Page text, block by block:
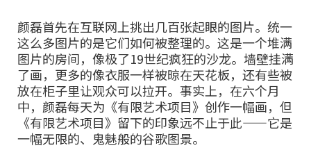
颜磊首先在互联网上挑出几百张起眼的图片。统一
这么多图片的是它们如何被整理的。这是一个堆满
图片的房间，像极了19世纪疯狂的沙龙。墙壁挂满
了画，更多的像衣服一样被晾在天花板，还有些被
放在柜子里让观众可以拉开。事实上，在六个月
中，颜磊每天为《有限艺术项目》创作一幅画，但
《有限艺术项目》留下的印象远不止于此——它是
一幅无限的、鬼魅般的谷歌图景。